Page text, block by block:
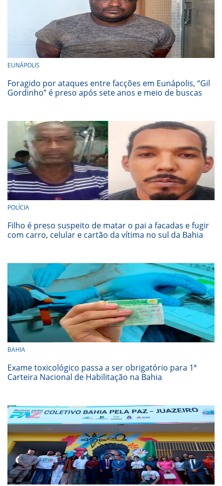
EUNÁPOLIS
Foragido por ataques entre facções em Eunápolis, “Gil
Gordinho” é preso após sete anos e meio de buscas
POLÍCIA
Filho é preso suspeito de matar o pai a facadas e fugir
com carro, celular e cartão da vítima no sul da Bahia
BAHIA
Exame toxicológico passa a ser obrigatório para 1ª
Carteira Nacional de Habilitação na Bahia